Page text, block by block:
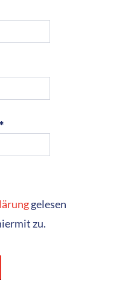
gelesen
zu.